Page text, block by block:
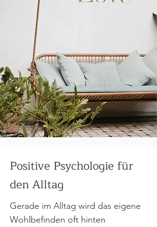
Positive Psychologie für
den Alltag
Gerade im Alltag wird das eigene
Wohlbefinden oft hinten